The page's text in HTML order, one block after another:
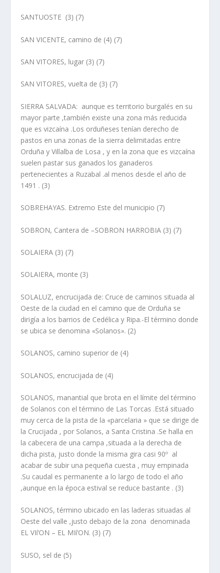
SANTUOSTE (3) (7)
SAN VICENTE, camino de (4) (7)
SAN VITORES, lugar (3) (7)
SAN VITORES, vuelta de (3) (7)
SIERRA SALVADA: aunque es territorio burgalés en su
mayor parte ,también existe una zona más reducida
que es vizcaí­na .Los orduñeses tení­an derecho de
pastos en una zonas de la sierra delimitadas entre
Orduña y Villalba de Losa , y en la zona que es vizcaí­na
suelen pastar sus ganados los ganaderos
pertenecientes a Ruzabal .al menos desde el año de
1491 . (3)
SOBREHAYAS. Extremo Este del municipio (7)
SOBRON, Cantera de –SOBRON HARROBIA (3) (7)
SOLAIERA (3) (7)
SOLAIERA, monte (3)
SOLALUZ, encrucijada de: Cruce de caminos situada al
Oeste de la ciudad en el camino que de Orduña se
dirigí­a a los barrios de Cedélica y Ripa.-El término donde
se ubica se denomina «Solanos». (2)
SOLANOS, camino superior de (4)
SOLANOS, encrucijada de (4)
SOLANOS, manantial que brota en el lí­mite del término
de Solanos con el término de Las Torcas .Está situado
muy cerca de la pista de la «parcelaria » que se dirige de
la Crucijada , por Solanos, a Santa Cristina .Se halla en
la cabecera de una campa ,situada a la derecha de
dicha pista, justo donde la misma gira casi 90º al
acabar de subir una pequeña cuesta , muy empinada
.Su caudal es permanente a lo largo de todo el año
,aunque en la época estival se reduce bastante . (3)
SOLANOS, término ubicado en las laderas situadas al
Oeste del valle ,justo debajo de la zona denominada
EL VIí‘ON – EL MIí‘ON. (3) (7)
SUSO, sel de (5)